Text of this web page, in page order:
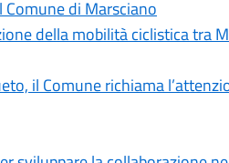
di Marsciano
della mobilità ciclistica tra
il Comune richiama